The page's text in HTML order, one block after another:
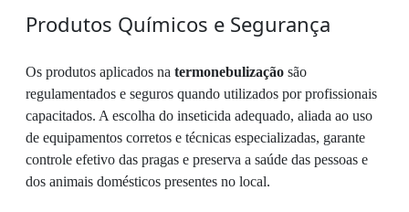
Produtos Químicos e Segurança
Os produtos aplicados na termonebulização são
regulamentados e seguros quando utilizados por profissionais
capacitados. A escolha do inseticida adequado, aliada ao uso
de equipamentos corretos e técnicas especializadas, garante
controle efetivo das pragas e preserva a saúde das pessoas e
dos animais domésticos presentes no local.